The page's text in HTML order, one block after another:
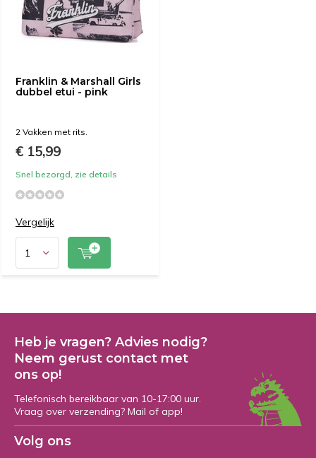
Franklin & Marshall Girls
dubbel etui - pink
2 Vakken met rits.
€ 15,99
Snel bezorgd, zie details
Vergelijk
Heb je vragen? Advies nodig?
Neem gerust contact met
ons op!
Telefonisch bereikbaar van 10-17:00 uur.
Vraag over verzending? Mail of app!
Volg ons